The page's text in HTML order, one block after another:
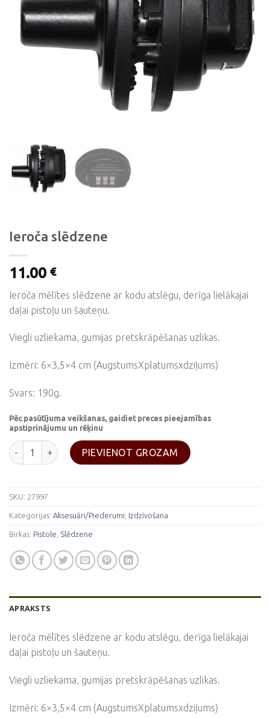
Ieroča slēdzene
11.00 €
Ieroča mēlītes slēdzene ar kodu atslēgu, derīga lielākajai
daļai pistoļu un šauteņu.
Viegli uzliekama, gumijas pretskrāpēšanas uzlikas.
Izmēri: 6×3,5×4 cm (AugstumsXplatumsxdziļums)
Svars: 190g.
Pēc pasūtījuma veikšanas, gaidiet preces pieejamības
apstiprinājumu un rēķinu
Ieroča slēdzene daudzums
PIEVIENOT GROZAM
SKU: 27997
Kategorijas: Aksesuāri/Piederumi Izdzīvošana
Birkas: Pistole Slēdzene
APRAKSTS
Ieroča mēlītes slēdzene ar kodu atslēgu, derīga lielākajai
daļai pistoļu un šauteņu.
Viegli uzliekama, gumijas pretskrāpēšanas uzlikas.
Izmēri: 6×3,5×4 cm (AugstumsXplatumsxdziļums)